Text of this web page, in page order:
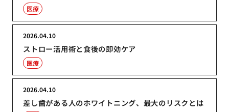
医療
ストロー活用術と食後の即効ケア
2026.04.10
医療
差し歯がある人のホワイトニング、最大のリスクとは
2026.04.10